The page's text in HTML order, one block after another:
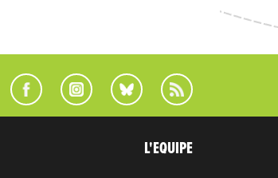
L'EQUIPE